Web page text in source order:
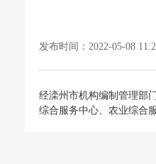
发布时间：2022-05-08
经滦州市机构编制管理部
综合服务中心、农业综合